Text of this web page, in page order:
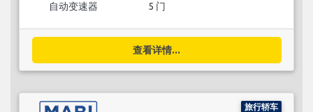
自动变速器 5 门
查看详情...
旅行轿车